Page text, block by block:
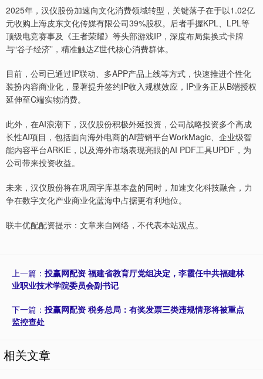
2025年，汉仪股份加速向文化消费领域转型，关键落子在于以1.02亿
元收购上海皮东文化传媒有限公司39%股权。后者手握KPL、LPL等
顶级电竞赛事及《王者荣耀》等头部游戏IP，深度布局集换式卡牌
与“谷子经济”，精准触达Z世代核心消费群体。
目前，公司已通过IP联动、多APP产品上线等方式，快速推进个性化
装扮内容商业化，显著提升签约IP收入规模效应，IP业务正从B端授权
延伸至C端实物消费。
此外，在AI浪潮下，汉仪股份积极外延投资，公司战略投资多个高成
长性AI项目，包括面向海外电商的AI营销平台WorkMagic、企业级智
能内容平台ARKIE，以及海外市场表现亮眼的AI PDF工具UPDF，为
公司带来投资收益。
未来，汉仪股份将在巩固字库基本盘的同时，加速文化科技融合，力
争在数字文化产业商业化蓝海中占据更有利地位。
联丰优配配资提示：文章来自网络，不代表本站观点。
上一篇： 投赢网配资 福建省教育厅党组决定，李霞任中共福建林
业职业技术学院委员会副书记
下一篇： 投赢网配资 税务总局：有奖发票三类违规情形将被重点
监控查处
相关文章